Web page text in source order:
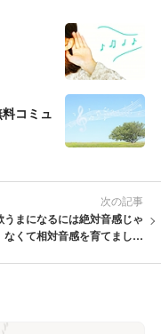
コミュ
次の記事
うまになるには絶対音感じゃ
なくて相対音感を育てましょ